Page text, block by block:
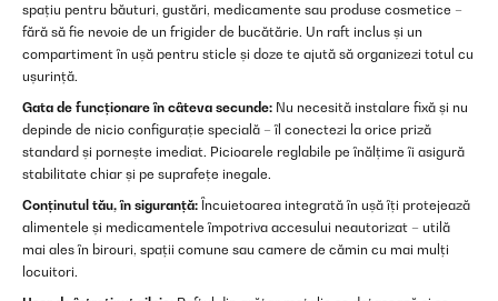
spațiu pentru băuturi, gustări, medicamente sau produse cosmetice –
fără să fie nevoie de un frigider de bucătărie. Un raft inclus și un
compartiment în ușă pentru sticle și doze te ajută să organizezi totul cu
ușurință.
Gata de funcționare în câteva secunde: Nu necesită instalare fixă și nu
depinde de nicio configurație specială – îl conectezi la orice priză
standard și pornește imediat. Picioarele reglabile pe înălțime îi asigură
stabilitate chiar și pe suprafețe inegale.
Conținutul tău, în siguranță: Încuietoarea integrată în ușă îți protejează
alimentele și medicamentele împotriva accesului neautorizat – utilă
mai ales în birouri, spații comune sau camere de cămin cu mai mulți
locuitori.